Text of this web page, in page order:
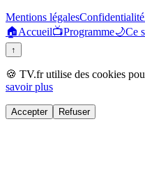
Mentions légalesConfidentialité
🏠Accueil📺Programme🌙Ce
↑
🍪 TV.fr utilise des cookies
savoir plus
Accepter Refuser